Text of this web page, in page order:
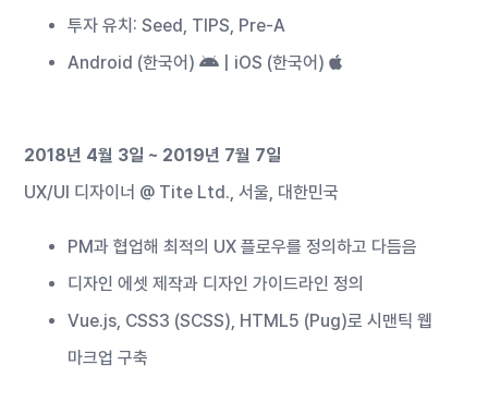
투자 유치: Seed, TIPS, Pre-A
Android (한국어)
iOS (한국어)
2018년 4월 3일 ~ 2019년 7월 7일
UX/UI 디자이너 @ Tite Ltd., 서울, 대한민국
PM과 협업해 최적의 UX 플로우를 정의하고 다듬음
디자인 에셋 제작과 디자인 가이드라인 정의
Vue.js, CSS3 (SCSS), HTML5 (Pug)로 시맨틱 웹
마크업 구축